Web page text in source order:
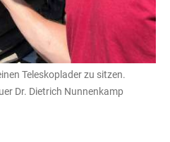
Teleskoplader zu sitzen.
Dr. Dietrich Nunnenkamp